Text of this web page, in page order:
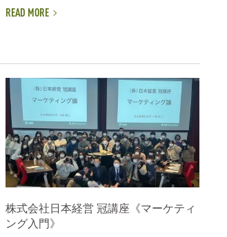
READ MORE
株式会社日本経営 冠講座《マーケティ
ング入門》